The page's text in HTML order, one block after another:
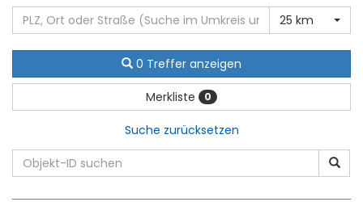
25 km
0 Treffer anzeigen
Merkliste 0
Suche zurücksetzen